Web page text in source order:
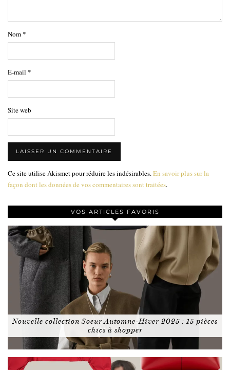
Nom *
E-mail *
Site web
Ce site utilise Akismet pour réduire les indésirables. En savoir plus sur la
façon dont les données de vos commentaires sont traitées.
VOS ARTICLES FAVORIS
Nouvelle collection Soeur Automne-Hiver 2025 : 15 pièces
chics à shopper